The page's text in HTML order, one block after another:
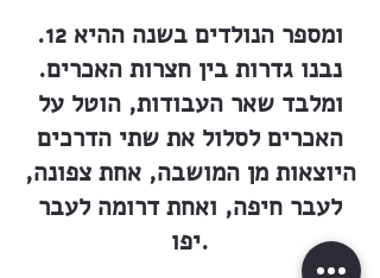
ומספר הנולדים בשנה ההיא 12.
נבנו גדרות בין חצרות האכרים.
ומלבד שאר העבודות, הוטל על
האכרים לסלול את שתי הדרכים
היוצאות מן המושבה, אחת צפונה,
לעבר חיפה, ואחת דרומה לעבר
יפו.